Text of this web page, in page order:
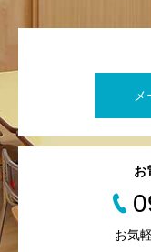
お
お気